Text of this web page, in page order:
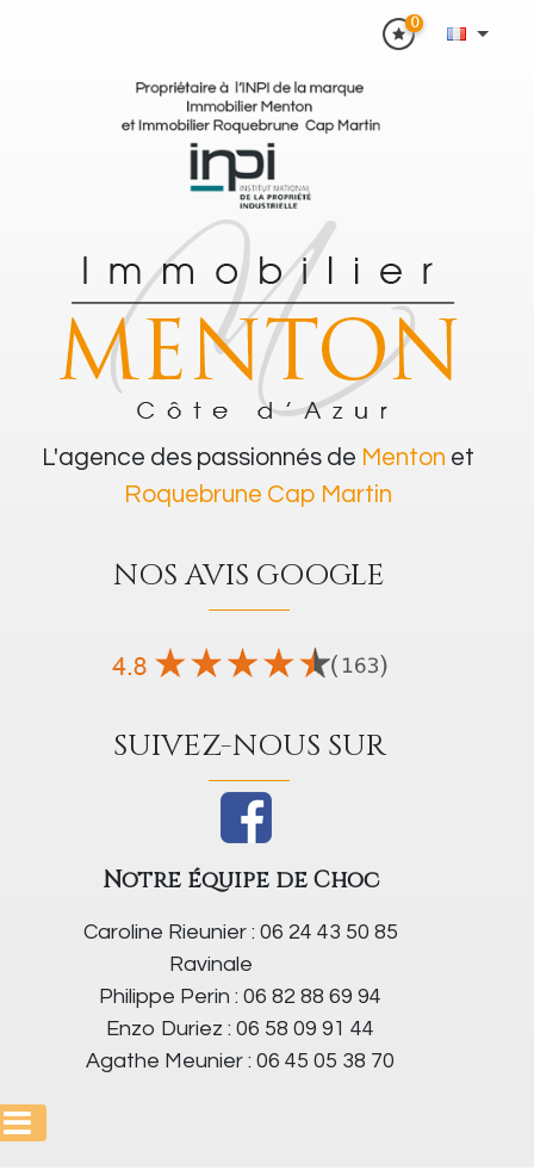
L'agence des passionnés de Menton et
Roquebrune Cap Martin
NOS AVIS GOOGLE
SUIVEZ-NOUS SUR
0
Notre équipe de Choc
Caroline Rieunier : 06 24 43 50 85
Ravinale
Philippe Perin : 06 82 88 69 94
Enzo Duriez : 06 58 09 91 44
Agathe Meunier : 06 45 05 38 70